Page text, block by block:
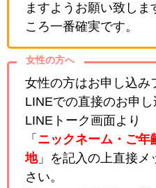
ますようお願い致しま
ころ一番確実です。
女性の方へ
女性の方はお申し込み
LINEでの直接のお申し
LINEトーク画面より
「 ニックネーム・ご年
地」を記入の上直接メ
さい。